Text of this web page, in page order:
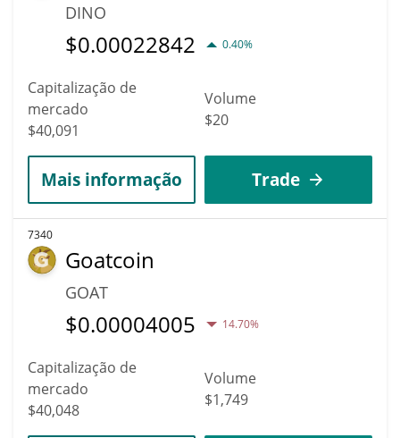
DINO
$0.00022842 0.40%
Capitalização de
mercado
$40,091
Volume
$20
Mais informação Trade
7340
Goatcoin
GOAT
$0.00004005 14.70%
Capitalização de
mercado
$40,048
Volume
$1,749